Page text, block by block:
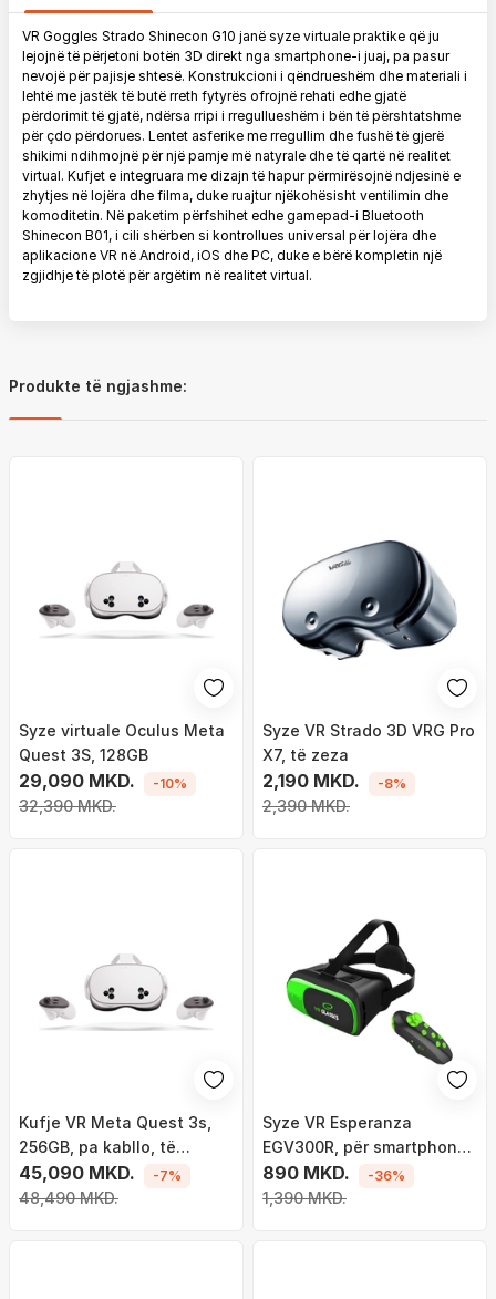
VR Goggles Strado Shinecon G10 janë syze virtuale praktike që ju
lejojnë të përjetoni botën 3D direkt nga smartphone-i juaj, pa pasur
nevojë për pajisje shtesë. Konstrukcioni i qëndrueshëm dhe materiali i
lehtë me jastëk të butë rreth fytyrës ofrojnë rehati edhe gjatë
përdorimit të gjatë, ndërsa rripi i rregullueshëm i bën të përshtatshme
për çdo përdorues. Lentet asferike me rregullim dhe fushë të gjerë
shikimi ndihmojnë për një pamje më natyrale dhe të qartë në realitet
virtual. Kufjet e integruara me dizajn të hapur përmirësojnë ndjesinë e
zhytjes në lojëra dhe filma, duke ruajtur njëkohësisht ventilimin dhe
komoditetin. Në paketim përfshihet edhe gamepad-i Bluetooth
Shinecon B01, i cili shërben si kontrollues universal për lojëra dhe
aplikacione VR në Android, iOS dhe PC, duke e bërë kompletin një
zgjidhje të plotë për argëtim në realitet virtual.
Produkte të ngjashme:
Syze virtuale Oculus Meta
Quest 3S, 128GB
29,090 MKD.
32,390 MKD.
-10%
Syze VR Strado 3D VRG Pro
X7, të zeza
2,190 MKD.
2,390 MKD.
-8%
Kufje VR Meta Quest 3s,
256GB, pa kabllo, të
bardha
45,090 MKD.
48,490 MKD.
-7%
Syze VR Esperanza
EGV300R, për smartphone
3.5" 6", me telekomandë
Bluetooth, të zeza
890 MKD.
1,390 MKD.
-36%